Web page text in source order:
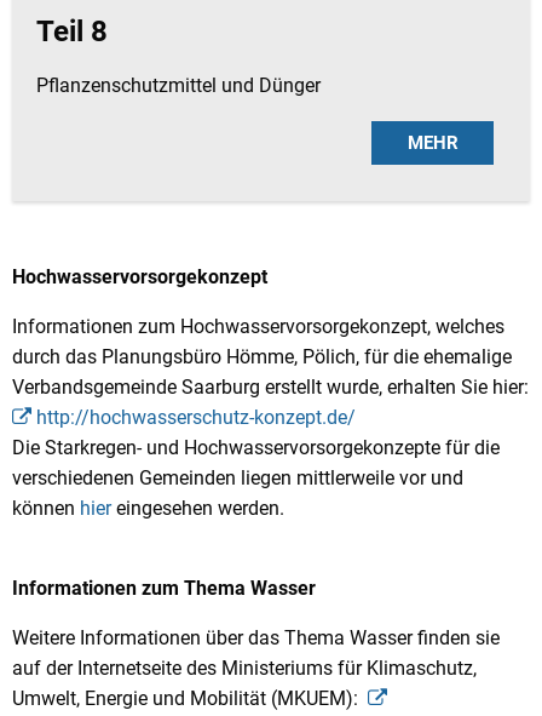
Teil 8
Pflanzenschutzmittel und Dünger
MEHR
Hochwasservorsorgekonzept
Informationen zum Hochwasservorsorgekonzept, welches
durch das Planungsbüro Hömme, Pölich, für die ehemalige
Verbandsgemeinde Saarburg erstellt wurde, erhalten Sie hier:
http://hochwasserschutz-konzept.de/
Die Starkregen- und Hochwasservorsorgekonzepte für die
verschiedenen Gemeinden liegen mittlerweile vor und
können hiereingesehen werden.
Informationen zum Thema Wasser
Weitere Informationen über das Thema Wasser finden sie
auf der Internetseite des Ministeriums für Klimaschutz,
Umwelt, Energie und Mobilität (MKUEM):